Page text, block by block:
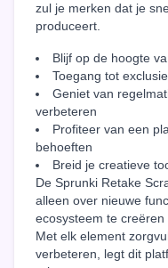
zul je merken dat je
produceert.
Blijf op de hoogte
Toegang tot
Geniet van
verbeteren
Profiteer van een
behoeften
Breid je creatieve
De Sprunki Retake
alleen over nieuwe
ecosysteem te
Met elk element
verbeteren, legt dit